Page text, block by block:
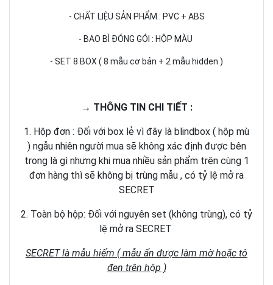
- CHẤT LIỆU SẢN PHẨM : PVC + ABS
- BAO BÌ ĐÓNG GÓI : HỘP MÀU
- SET 8 BOX ( 8 mẫu cơ bản + 2 mẫu hidden )
→ THÔNG TIN CHI TIẾT :
1. Hộp đơn : Đối với box lẻ vì đây là blindbox ( hộp mù
) ngẫu nhiên người mua sẽ không xác định được bên
trong là gì nhưng khi mua nhiều sản phẩm trên cùng 1
đơn hàng thì sẽ không bị trùng mẫu , có tỷ lệ mở ra
SECRET
2. Toàn bộ hộp: Đối với nguyên set (không trùng), có tỷ
lệ mở ra SECRET
SECRET là mẫu hiếm ( mẫu ẩn được làm mờ hoặc tô
đen trên hộp )